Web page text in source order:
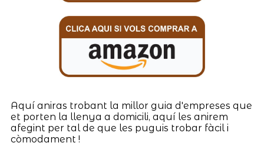
Aquí aniras trobant la millor guia d'empreses que
et porten la llenya a domicili, aquí les anirem
afegint per tal de que les puguis trobar fàcil i
còmodament !